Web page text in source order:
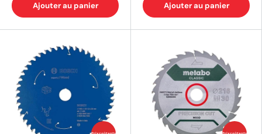
Ajouter au panier Ajouter au panier